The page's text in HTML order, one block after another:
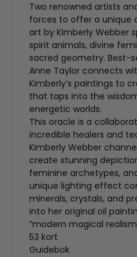
Two renowned artists
forces to offer a unique
art by Kimberly Webber
spirit animals, divine
sacred geometry. Best-
Anne Taylor connects
Kimberly’s paintings to
that taps into the
energetic worlds.
This oracle is a
incredible healers and
Kimberly Webber
create stunning
feminine archetypes,
unique lighting effect
minerals, crystals, and
into her original oil
”modern magical
53 kort
Guidebok